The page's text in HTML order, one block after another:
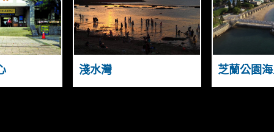
N
O
R
T
C
A
S
D
I
N
S
H
A
N
N S A
淺水灣 芝蘭公園